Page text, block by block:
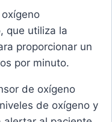
que utiliza la
proporcionar un
por minuto.
de oxígeno
de oxígeno y